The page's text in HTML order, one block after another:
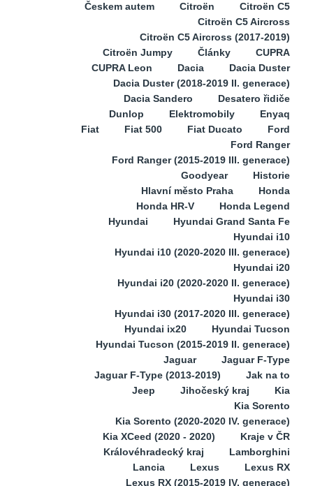
Českem autem
Citroën
Citroën C5
Citroën C5 Aircross
Citroën C5 Aircross (2017-2019)
Citroën Jumpy
Články
CUPRA
CUPRA Leon
Dacia
Dacia Duster
Dacia Duster (2018-2019 II. generace)
Dacia Sandero
Desatero řidiče
Dunlop
Elektromobily
Enyaq
Fiat
Fiat 500 Fiat Ducato
Ford
Ford Ranger
Ford Ranger (2015-2019 III. generace)
Goodyear
Historie
Hlavní město Praha
Honda
Honda HR-V
Honda Legend
Hyundai
Hyundai Grand Santa Fe
Hyundai i10
Hyundai i10 (2020-2020 III. generace)
Hyundai i20
Hyundai i20 (2020-2020 II. generace)
Hyundai i30
Hyundai i30 (2017-2020 III. generace)
Hyundai ix20
Hyundai Tucson
Hyundai Tucson (2015-2019 II. generace)
Jaguar
Jaguar F-Type
Jaguar F-Type (2013-2019)
Jak na to
Jeep
Jihočeský kraj
Kia
Kia Sorento
Kia Sorento (2020-2020 IV. generace)
Kia XCeed (2020 - 2020)
Kraje v ČR
Královéhradecký kraj
Lamborghini
Lancia
Lexus
Lexus RX
Lexus RX (2015-2019 IV. generace)